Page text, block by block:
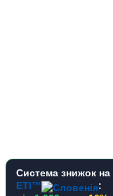
Система знижок
ETI™
: